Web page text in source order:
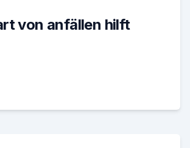
von anfällen hilft